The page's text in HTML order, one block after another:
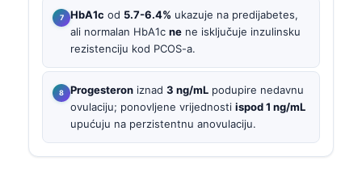
HbA1c od 5.7-6.4% ukazuje na predijabetes,
ali normalan HbA1c ne ne isključuje inzulinsku
rezistenciju kod PCOS-a.
Progesteron iznad 3 ng/mL podupire nedavnu
ovulaciju; ponovljene vrijednosti ispod 1 ng/mL
upućuju na perzistentnu anovulaciju.